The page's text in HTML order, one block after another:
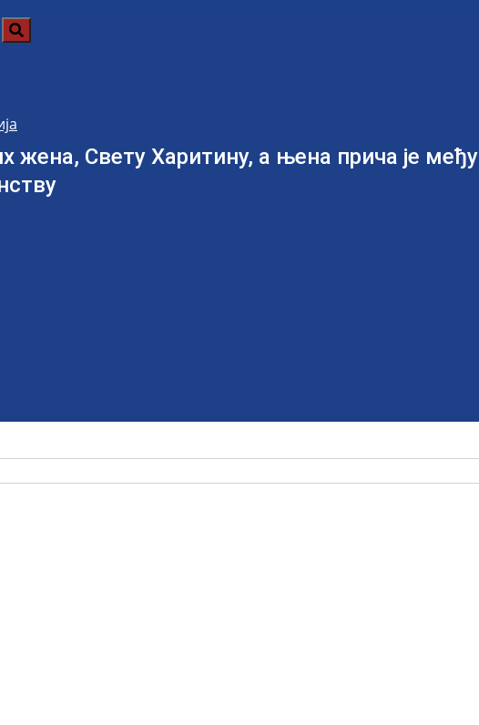
жена, Свету Харитину, а њена прича је међу